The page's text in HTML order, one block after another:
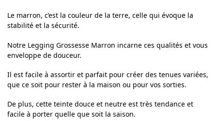
Le marron, c’est la couleur de la terre, celle qui évoque la
stabilité et la sécurité.
Notre Legging Grossesse Marron incarne ces qualités et vous
enveloppe de douceur.
Il est facile à assortir et parfait pour créer des tenues variées,
que ce soit pour rester à la maison ou pour vos sorties.
De plus, cette teinte douce et neutre est très tendance et
facile à porter quelle que soit la saison.